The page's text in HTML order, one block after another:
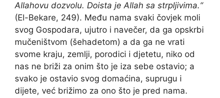
Allahovu dozvolu. Doista je Allah sa strpljivima.“
(El-Bekare, 249). Među nama svaki čovjek moli
svog Gospodara, ujutro i navečer, da ga opskrbi
mučeništvom (šehadetom) a da ga ne vrati
svome kraju, zemlji, porodici i djetetu, niko od
nas ne briži za onim što je iza sebe ostavio; a
svako je ostavio svog domaćina, suprugu i
dijete, već brižimo za ono što je pred nama.